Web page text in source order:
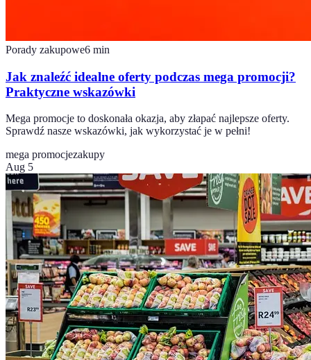
Porady zakupowe6 min
Jak znaleźć idealne oferty podczas mega promocji?
Praktyczne wskazówki
Mega promocje to doskonała okazja, aby złapać najlepsze oferty.
Sprawdź nasze wskazówki, jak wykorzystać je w pełni!
mega promocjezakupy
Aug 5